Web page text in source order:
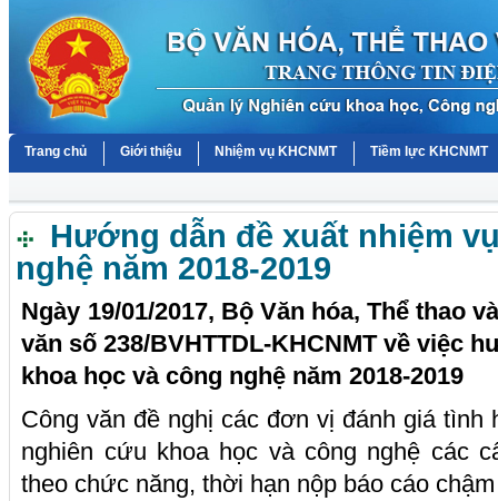
Trang chủ Giới thiệu Nhiệm vụ KHCNMT Tiềm lực KHCNMT
Hướng dẫn đề xuất nhiệm
nghệ năm 2018-2019
Ngày 19/01/2017, Bộ Văn hóa, Thể thao
văn số 238/BVHTTDL-KHCNMT về việc
khoa học và công nghệ năm 2018-2019
Công văn đề nghị các đơn vị đánh giá tình
nghiên cứu khoa học và công nghệ các
theo chức năng, thời hạn nộp báo cáo